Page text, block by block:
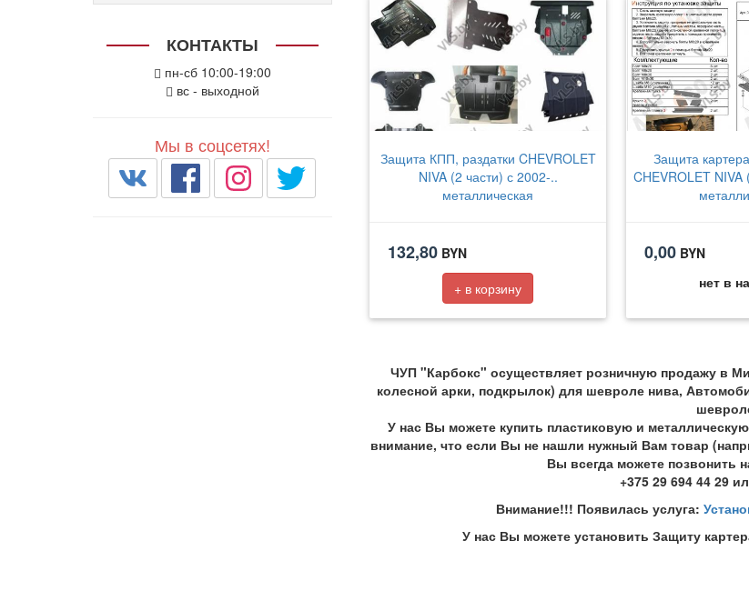
КОНТАКТЫ
пн-сб 10:00-19:00
вс - выходной
Мы в соцсетях!
Защита КПП, раздатки CHEVROLET
NIVA (2 части) с 2002-..
металлическая
132,80 BYN
+ в корзину
Защита
CHEVROLET
0,00 BYN
нет в
ЧУП "Карбокс" осуществляет розничную продажу в
колесной арки, подкрылок) для шевроле нива,
У нас Вы можете купить пластиковую и
внимание, что если Вы не нашли нужный Вам товар
Вы всегда можете позвонить
+375 29 694 44 29
Внимание!!! Появилась услуга:
У нас Вы можете установить Защиту